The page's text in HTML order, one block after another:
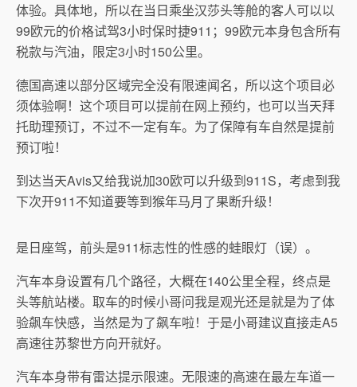
体验。具体地，所以在当日乘坐汉莎头等舱的客人可以以
99欧元的价格试驾3小时保时捷911；99欧元本身包含所有
税款与汽油，限定3小时150公里。
德国高速以部分区域完全没有限速闻名，所以这个项目必
须体验啊！这个项目可以提前在网上预约，也可以当天拜
托助理预订，不过不一定有车。为了保障有车自然是提前
预订啦！
到达当天Avis又给我说加30欧可以升级到911S，考虑到我
下次开911不知道要等到猴年马月了果断升级！
是日座驾，前头是911标志性的性感的蛙眼灯（误）。
汽车本身设置有几个路径，大概在140公里全程，终点是
头等航站楼。取车的时候小哥问我是观光还是就是为了体
验飙车快感，当然是为了飙车啦！于是小哥建议直接走A5
高速往苏黎世方向开就好。
汽车本身带有雷达提示限速。无限速的高速在最左车道一